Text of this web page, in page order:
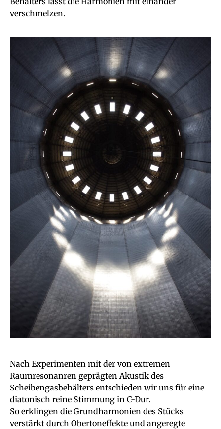
verschmelzen.
Nach Experimenten mit der von extremen
Raumresonanren geprägten Akustik des
Scheibengasbehälters entschieden wir uns für eine
diatonisch reine Stimmung in C-Dur.
So erklingen die Grundharmonien des Stücks
verstärkt durch Obertoneffekte und angeregte